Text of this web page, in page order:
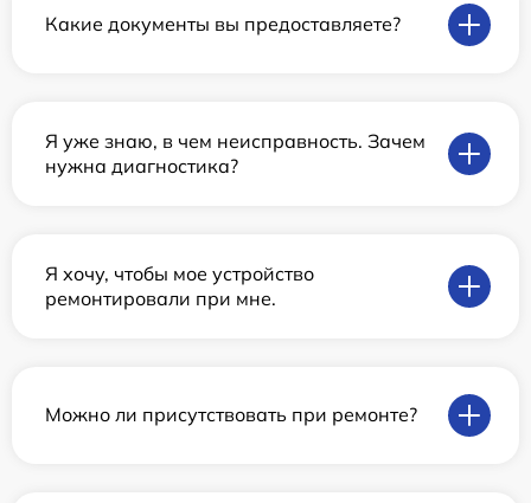
Какие документы вы предоставляете?
Я уже знаю, в чем неисправность. Зачем
нужна диагностика?
Я хочу, чтобы мое устройство
ремонтировали при мне.
Можно ли присутствовать при ремонте?